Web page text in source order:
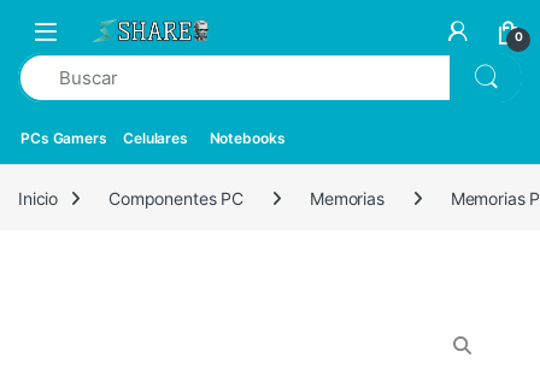
0
PCs Gamers Celulares Notebooks
Inicio Componentes PC Memorias Memorias